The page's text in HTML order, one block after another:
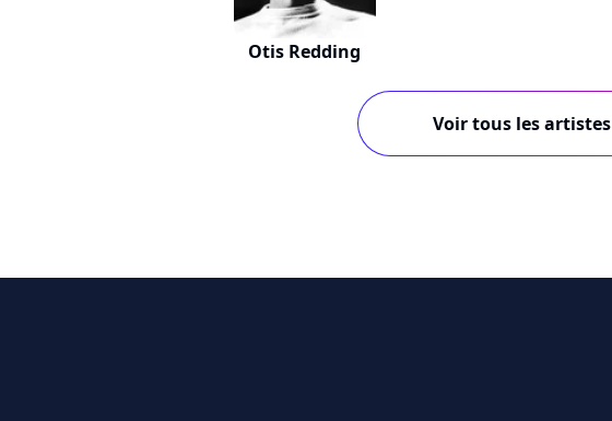
Otis Redding
Voir tous les artistes